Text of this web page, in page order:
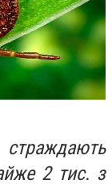
2 тис. з